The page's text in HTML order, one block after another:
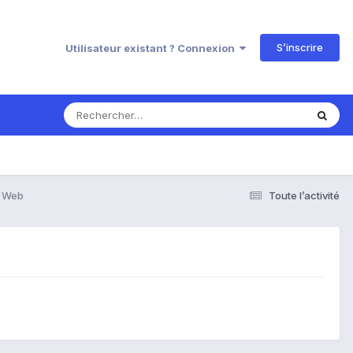
Utilisateur existant ? Connexion S’inscrire
Toute l’activité